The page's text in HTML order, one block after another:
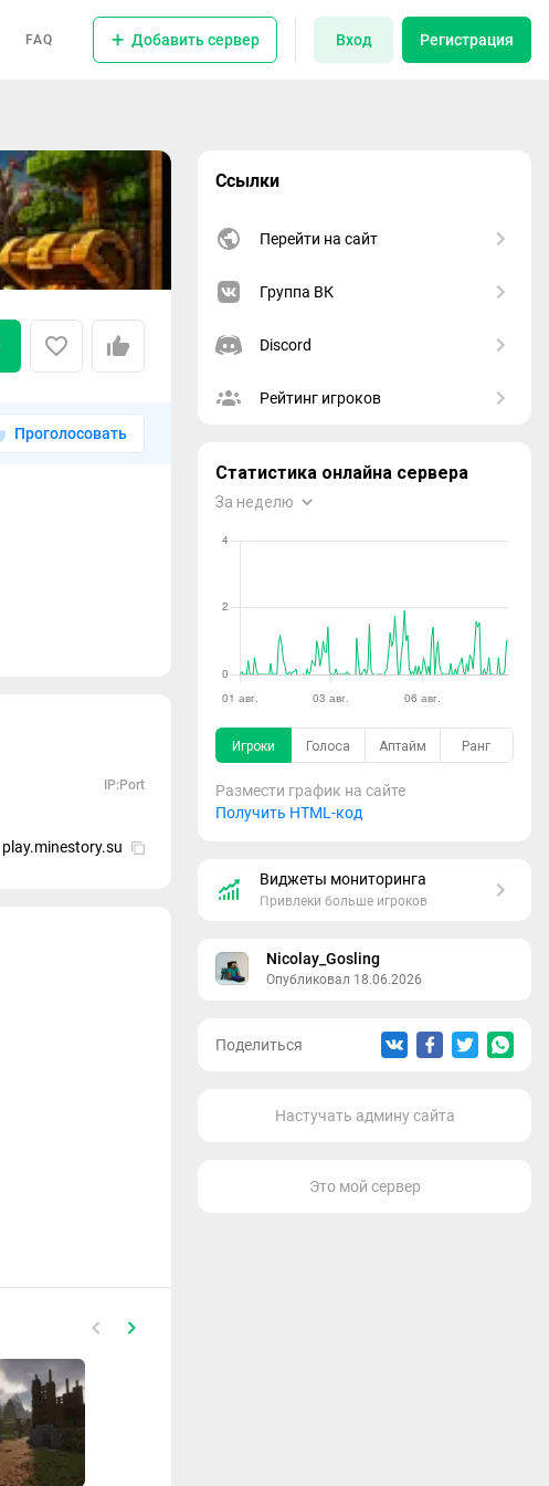
FAQ Добавить сервер Вход Регистрация
Проголосовать
IP:Port
play.minestory.su
Ссылки
Перейти на сайт
Группа ВК
Discord
Рейтинг игроков
Размести график на сайте
Получить HTML-код
Виджеты мониторинга
Привлеки больше игроков
Nicolay_Gosling
Опубликовал 18.06.2026
Поделиться
Настучать админу сайта
Это мой сервер